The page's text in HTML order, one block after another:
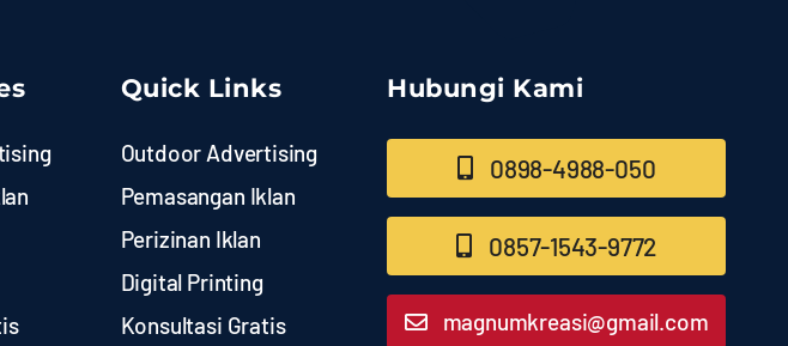
Quick Links
Outdoor Advertising
Pemasangan Iklan
Perizinan Iklan
Digital Printing
Konsultasi Gratis
Hubungi Kami
0898-4988-050
0857-1543-9772
magnumkreasi@gmail.com